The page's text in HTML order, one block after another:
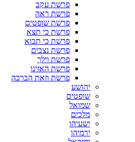
פרשת עקב
פרשת ראה
פרשת שופטים
פרשת כי תצא
פרשת כי תבוא
פרשת נצבים
פרשת וילך
פרשת האזינו
פרשת וזאת הברכה
יהושע
שופטים
שמואל
מלכים
ישעיהו
ירמיהו